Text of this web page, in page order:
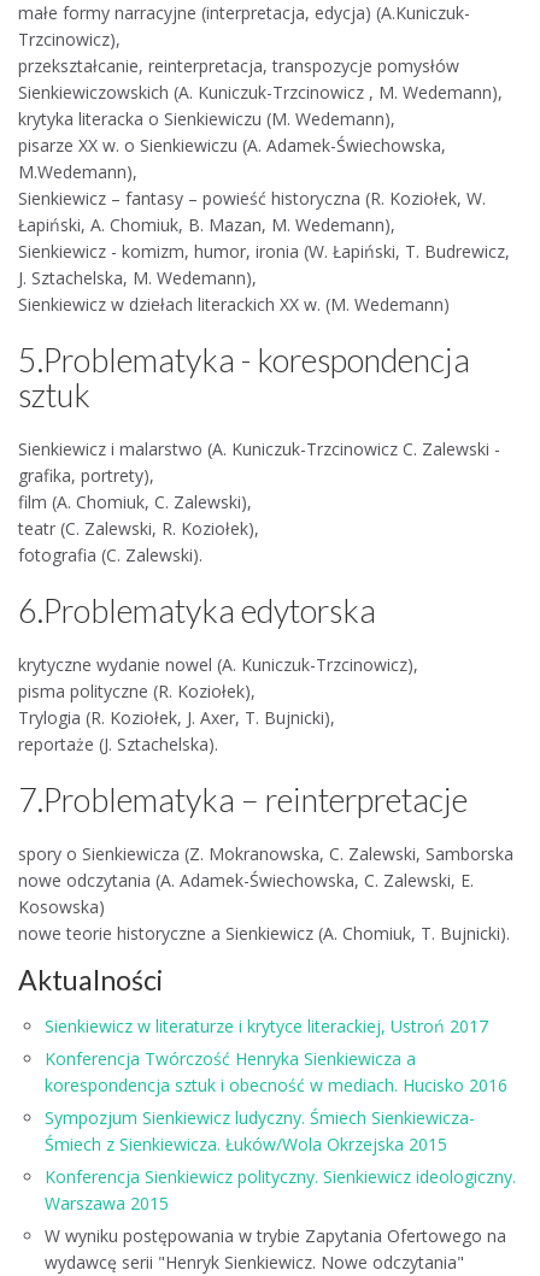
małe formy narracyjne (interpretacja, edycja) (A.Kuniczuk-
Trzcinowicz),
przekształcanie, reinterpretacja, transpozycje pomysłów
Sienkiewiczowskich (A. Kuniczuk-Trzcinowicz , M. Wedemann),
krytyka literacka o Sienkiewiczu (M. Wedemann),
pisarze XX w. o Sienkiewiczu (A. Adamek-Świechowska,
M.Wedemann),
Sienkiewicz – fantasy – powieść historyczna (R. Koziołek, W.
Łapiński, A. Chomiuk, B. Mazan, M. Wedemann),
Sienkiewicz - komizm, humor, ironia (W. Łapiński, T. Budrewicz,
J. Sztachelska, M. Wedemann),
Sienkiewicz w dziełach literackich XX w. (M. Wedemann)
5.Problematyka - korespondencja
sztuk
Sienkiewicz i malarstwo (A. Kuniczuk-Trzcinowicz C. Zalewski -
grafika, portrety),
film (A. Chomiuk, C. Zalewski),
teatr (C. Zalewski, R. Koziołek),
fotografia (C. Zalewski).
6.Problematyka edytorska
krytyczne wydanie nowel (A. Kuniczuk-Trzcinowicz),
pisma polityczne (R. Koziołek),
Trylogia (R. Koziołek, J. Axer, T. Bujnicki),
reportaże (J. Sztachelska).
7.Problematyka – reinterpretacje
spory o Sienkiewicza (Z. Mokranowska, C. Zalewski, Samborska
nowe odczytania (A. Adamek-Świechowska, C. Zalewski, E.
Kosowska)
nowe teorie historyczne a Sienkiewicz (A. Chomiuk, T. Bujnicki).
Aktualności
Sienkiewicz w literaturze i krytyce literackiej, Ustroń 2017
Konferencja Twórczość Henryka Sienkiewicza a
korespondencja sztuk i obecność w mediach. Hucisko 2016
Sympozjum Sienkiewicz ludyczny. Śmiech Sienkiewicza-
Śmiech z Sienkiewicza. Łuków/Wola Okrzejska 2015
Konferencja Sienkiewicz polityczny. Sienkiewicz ideologiczny.
Warszawa 2015
W wyniku postępowania w trybie Zapytania Ofertowego na
wydawcę serii "Henryk Sienkiewicz. Nowe odczytania"